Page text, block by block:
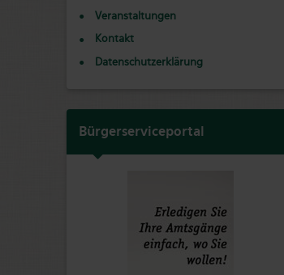
Veranstaltungen
Kontakt
Datenschutzerklärung
Bürgerserviceportal